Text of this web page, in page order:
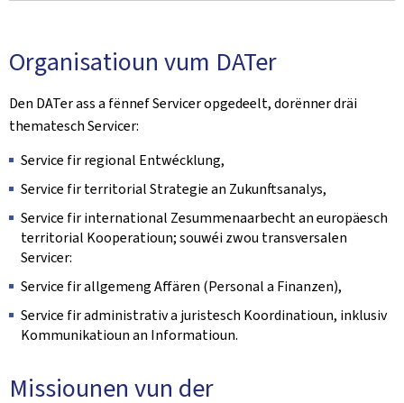
Organisatioun vum DATer
Den DATer ass a fënnef Servicer opgedeelt, dorënner dräi
thematesch Servicer:
Service fir regional Entwécklung,
Service fir territorial Strategie an Zukunftsanalys,
Service fir international Zesummenaarbecht an europäesch
territorial Kooperatioun; souwéi zwou transversalen
Servicer:
Service fir allgemeng Affären (Personal a Finanzen),
Service fir administrativ a juristesch Koordinatioun, inklusiv
Kommunikatioun an Informatioun.
Missiounen vun der